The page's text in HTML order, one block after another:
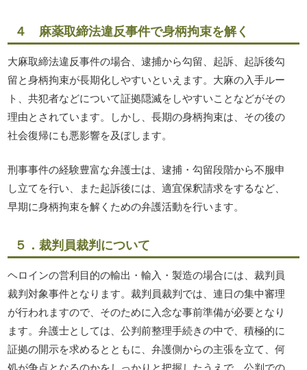
４ 麻薬取締法違反事件で身柄拘束を解く
大麻取締法違反事件の場合、逮捕から勾留、起訴、起訴後勾
留と身柄拘束が長期化しやすいといえます。大麻の入手ルー
ト、共犯者などについて証拠隠滅をしやすいことなどがその
理由とされています。しかし、長期の身柄拘束は、その後の
社会復帰にも悪影響を及ぼします。
刑事事件の経験豊富な弁護士は、逮捕・勾留段階から不服申
し立てを行い、また起訴後には、適宜保釈請求をするなど、
早期に身柄拘束を解くための弁護活動を行います。
５．裁判員裁判について
ヘロインの営利目的の輸出・輸入・製造の場合には、裁判員
裁判対象事件となります。裁判員裁判では、連日の集中審理
が行われますので、そのために入念な事前準備が必要となり
ます。弁護士としては、公判前整理手続きの中で、積極的に
証拠の開示を求めるとともに、弁護側からの主張を立て、何
処が争点となるのかをしっかりと把握したうえで、公判での